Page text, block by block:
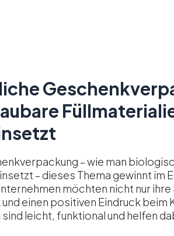
– wie man
– dieses Thema gewinnt im
möchten nicht nur
einen positiven Eindruck beim
leicht, funktional und helfen